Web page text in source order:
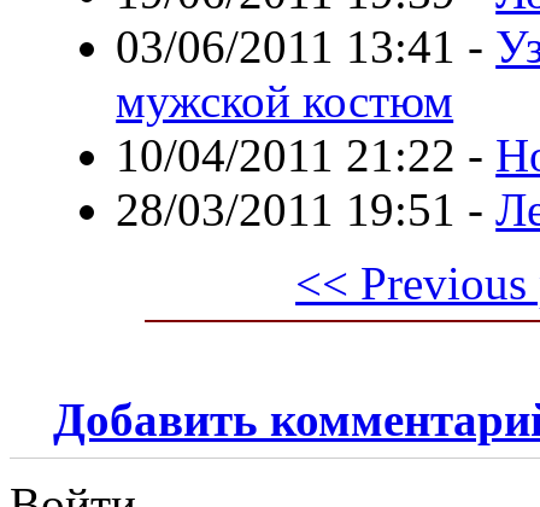
03/06/2011 13:41 -
мужской костюм
10/04/2011 21:22 -
28/03/2011 19:51 -
<< Previous
Добавить